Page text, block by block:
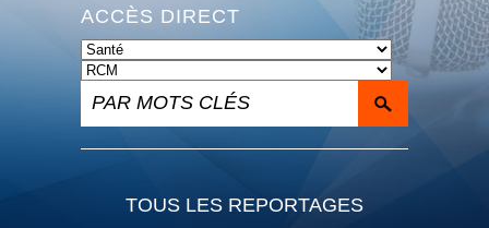
ACCÈS DIRECT
TOUS LES REPORTAGES